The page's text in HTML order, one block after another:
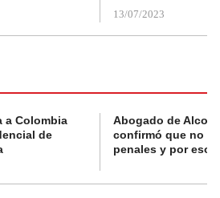
13/07/2023
a Colombia
de
Abogado de
confirmó que no
penales y por eso